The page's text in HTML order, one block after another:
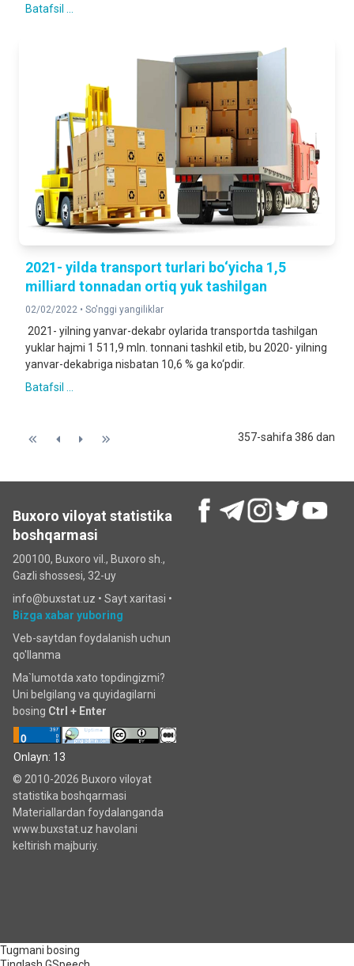
Batafsil ...
2021- yilda transport turlari bo‘yicha 1,5
milliard tonnadan ortiq yuk tashilgan
02/02/2022 • So'nggi yangiliklar
2021- yilning yanvar-dekabr oylarida transportda tashilgan
yuklar hajmi 1 511,9 mln. tonnani tashkil etib, bu 2020- yilning
yanvar-dekabriga nisbatan 10,6 % ga ko‘pdir.
Batafsil ...
357-sahifa 386 dan
Buxoro viloyat statistika
boshqarmasi
200100, Buxoro vil., Buxoro sh.,
Gazli shossesi, 32-uy
info@buxstat.uz • Sayt xaritasi •
Bizga xabar yuboring
Veb-saytdan foydalanish uchun
qo'llanma
Ma`lumotda xato topdingizmi?
Uni belgilang va quyidagilarni
bosing Ctrl + Enter
Onlayn: 13
© 2010-2026 Buxoro viloyat
statistika boshqarmasi
Materiallardan foydalanganda
www.buxstat.uz havolani
keltirish majburiy.
Tugmani bosing